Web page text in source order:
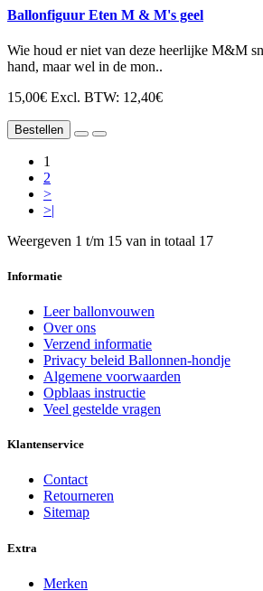
Ballonfiguur Eten M & M's geel
Wie houd er niet van deze heerlijke M&M
hand, maar wel in de mon..
15,00€ Excl. BTW: 12,40€
Bestellen
1
2
>
>|
Weergeven 1 t/m 15 van in totaal 17
Informatie
Leer ballonvouwen
Over ons
Verzend informatie
Privacy beleid Ballonnen-hondje
Algemene voorwaarden
Opblaas instructie
Veel gestelde vragen
Klantenservice
Contact
Retourneren
Sitemap
Extra
Merken